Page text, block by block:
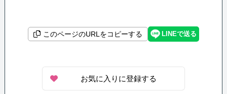
このページのURLをコピーする LINEで送る
お気に入りに登録する